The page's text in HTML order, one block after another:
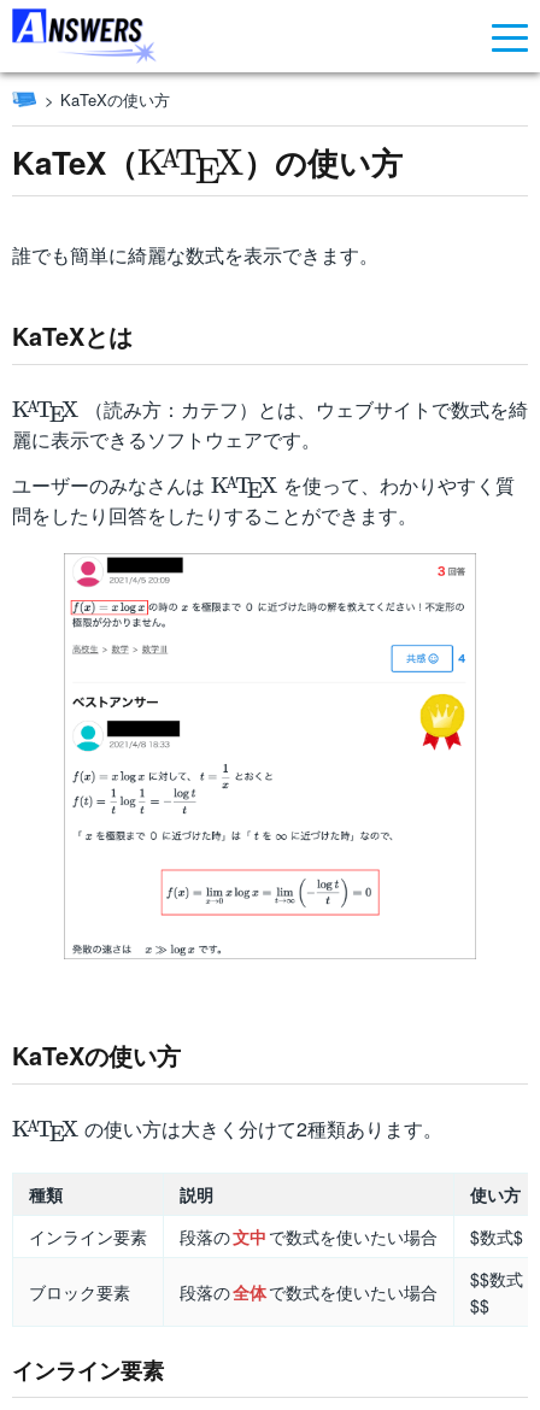
KaTeXの使い方
KaTeX（\KaTeX
KATEX）の使い方
誰でも簡単に綺麗な数式を表示できます。
KaTeXとは
\KaTeX
KATEX （読み方：カテフ）とは、ウェブサイトで数式を綺
麗に表示できるソフトウェアです。
ユーザーのみなさんは \KaTeX
KATEX を使って、わかりやすく質
問をしたり回答をしたりすることができます。
KaTeXの使い方
\KaTeX
KATEX の使い方は大きく分けて2種類あります。
種類 説明
使い方
インライン要素
段落の文中 で数式を使いたい場合 $数式$
ブロック要素 段落の全体で数式を使いたい場合
$$数式
$$
インライン要素